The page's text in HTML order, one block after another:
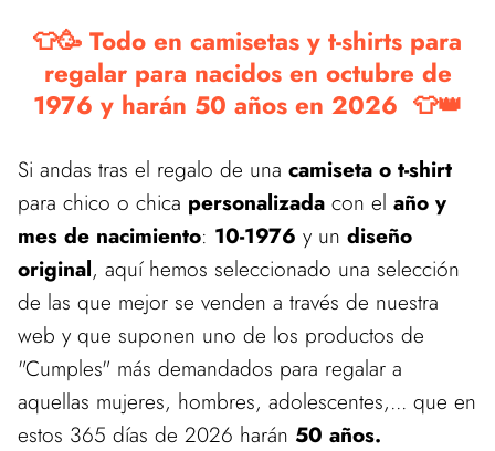
👕🥳 Todo en camisetas y t-shirts para
regalar para nacidos en octubre de
1976 y harán 50 años en 2026 👕👑
Si andas tras el regalo de una camiseta o t-shirt
para chico o chica personalizada con el año y
mes de nacimiento: 10-1976 y un diseño
original, aquí hemos seleccionado una selección
de las que mejor se venden a través de nuestra
web y que suponen uno de los productos de
"Cumples" más demandados para regalar a
aquellas mujeres, hombres, adolescentes,... que en
estos 365 días de 2026 harán 50 años.